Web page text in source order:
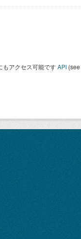
もアクセス可能ですAPI (see